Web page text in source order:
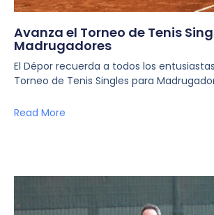
Avanza el Torneo de Tenis
Madrugadores
El Dépor recuerda a todos los
Torneo de Tenis Singles para
Read More